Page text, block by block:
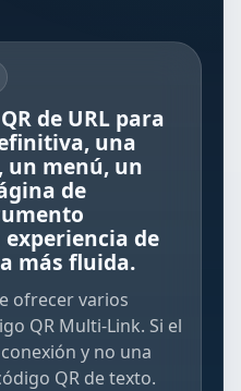
de URL para
una
un menú, un
de
de
más fluida.
ofrecer varios
QR Multi-Link. Si el
y no una
QR de texto.